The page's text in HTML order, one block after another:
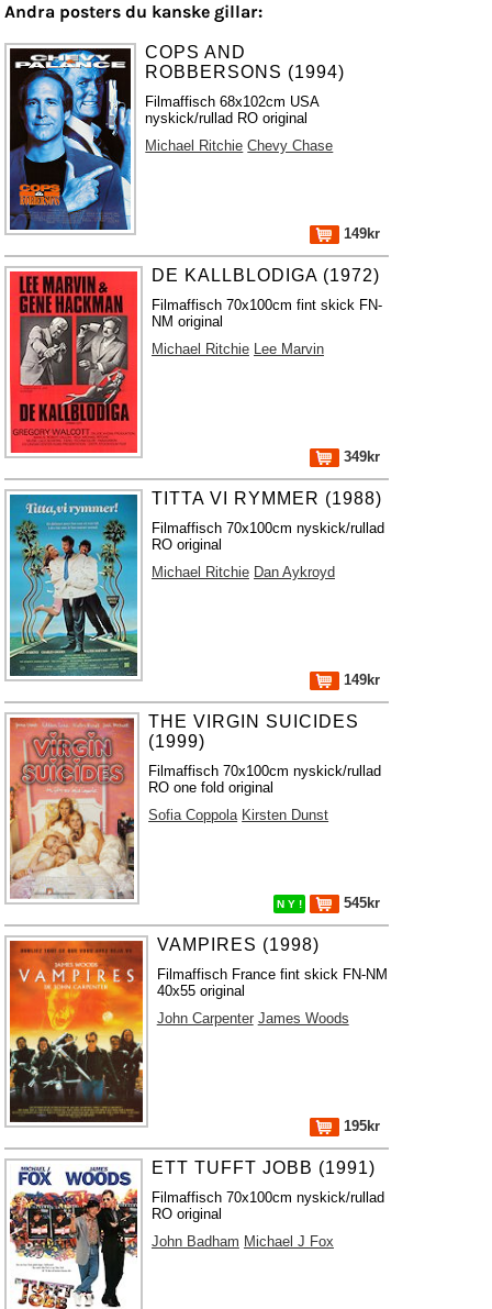
Andra posters du kanske gillar:
COPS AND
ROBBERSONS (1994)
Filmaffisch 68x102cm USA
nyskick/rullad RO original
Michael Ritchie Chevy Chase
149kr
DE KALLBLODIGA (1972)
Filmaffisch 70x100cm fint skick FN-
NM original
Michael Ritchie Lee Marvin
349kr
TITTA VI RYMMER (1988)
Filmaffisch 70x100cm nyskick/rullad
RO original
Michael Ritchie Dan Aykroyd
149kr
THE VIRGIN SUICIDES
(1999)
Filmaffisch 70x100cm nyskick/rullad
RO one fold original
Sofia Coppola Kirsten Dunst
N Y ! 545kr
VAMPIRES (1998)
Filmaffisch France fint skick FN-NM
40x55 original
John Carpenter James Woods
195kr
ETT TUFFT JOBB (1991)
Filmaffisch 70x100cm nyskick/rullad
RO original
John Badham Michael J Fox